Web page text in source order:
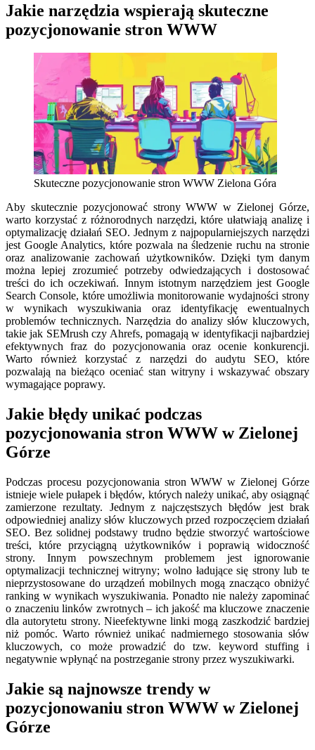
Jakie narzędzia wspierają skuteczne
pozycjonowanie stron WWW
Skuteczne pozycjonowanie stron WWW Zielona Góra
Aby skutecznie pozycjonować strony WWW w Zielonej Górze,
warto korzystać z różnorodnych narzędzi, które ułatwiają analizę i
optymalizację działań SEO. Jednym z najpopularniejszych narzędzi
jest Google Analytics, które pozwala na śledzenie ruchu na stronie
oraz analizowanie zachowań użytkowników. Dzięki tym danym
można lepiej zrozumieć potrzeby odwiedzających i dostosować
treści do ich oczekiwań. Innym istotnym narzędziem jest Google
Search Console, które umożliwia monitorowanie wydajności strony
w wynikach wyszukiwania oraz identyfikację ewentualnych
problemów technicznych. Narzędzia do analizy słów kluczowych,
takie jak SEMrush czy Ahrefs, pomagają w identyfikacji najbardziej
efektywnych fraz do pozycjonowania oraz ocenie konkurencji.
Warto również korzystać z narzędzi do audytu SEO, które
pozwalają na bieżąco oceniać stan witryny i wskazywać obszary
wymagające poprawy.
Jakie błędy unikać podczas
pozycjonowania stron WWW w Zielonej
Górze
Podczas procesu pozycjonowania stron WWW w Zielonej Górze
istnieje wiele pułapek i błędów, których należy unikać, aby osiągnąć
zamierzone rezultaty. Jednym z najczęstszych błędów jest brak
odpowiedniej analizy słów kluczowych przed rozpoczęciem działań
SEO. Bez solidnej podstawy trudno będzie stworzyć wartościowe
treści, które przyciągną użytkowników i poprawią widoczność
strony. Innym powszechnym problemem jest ignorowanie
optymalizacji technicznej witryny; wolno ładujące się strony lub te
nieprzystosowane do urządzeń mobilnych mogą znacząco obniżyć
ranking w wynikach wyszukiwania. Ponadto nie należy zapominać
o znaczeniu linków zwrotnych – ich jakość ma kluczowe znaczenie
dla autorytetu strony. Nieefektywne linki mogą zaszkodzić bardziej
niż pomóc. Warto również unikać nadmiernego stosowania słów
kluczowych, co może prowadzić do tzw. keyword stuffing i
negatywnie wpłynąć na postrzeganie strony przez wyszukiwarki.
Jakie są najnowsze trendy w
pozycjonowaniu stron WWW w Zielonej
Górze